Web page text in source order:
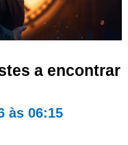
a encontrar
às 06:15